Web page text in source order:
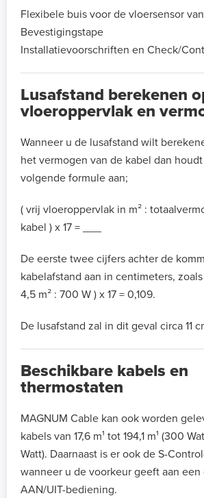
Flexibele buis voor de vloersensor
Bevestigingstape
Installatievoorschriften en Check/
Lusafstand berekenen
vloeroppervlak en
Wanneer u de lusafstand wilt
het vermogen van de kabel dan
volgende formule aan;
( vrij vloeroppervlak in m² :
kabel ) x 17 = ___
De eerste twee cijfers achter de
kabelafstand aan in centimeters,
4,5 m² : 700 W ) x 17 = 0,109.
De lusafstand zal in dit geval circa 11
Beschikbare kabels en
thermostaten
MAGNUM Cable kan ook worden
kabels van 17,6 m¹ tot 194,1 m¹ (300
Watt). Daarnaast is er ook de S-
wanneer u de voorkeur geeft aan
AAN/UIT-bediening.